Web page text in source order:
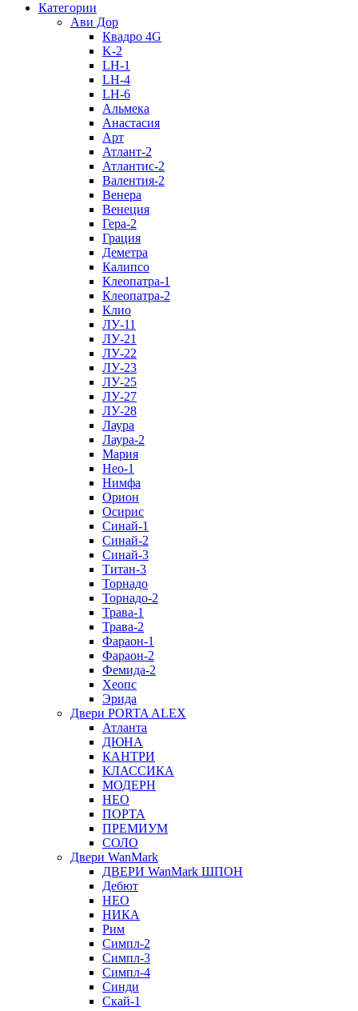
Категории
Ави Дор
Квадро 4G
K-2
LH-1
LH-4
LH-6
Альмека
Анастасия
Арт
Атлант-2
Атлантис-2
Валентия-2
Венера
Венеция
Гера-2
Грация
Деметра
Калипсо
Клеопатра-1
Клеопатра-2
Клио
ЛУ-11
ЛУ-21
ЛУ-22
ЛУ-23
ЛУ-25
ЛУ-27
ЛУ-28
Лаура
Лаура-2
Мария
Нео-1
Нимфа
Орион
Осирис
Синай-1
Синай-2
Синай-3
Титан-3
Торнадо
Торнадо-2
Трава-1
Трава-2
Фараон-1
Фараон-2
Фемида-2
Хеопс
Эрида
Двери PORTA ALEX
Атланта
ДЮНА
КАНТРИ
КЛАССИКА
МОДЕРН
НЕО
ПОРТА
ПРЕМИУМ
СОЛО
Двери WanMark
ДВЕРИ WanMark ШПОН
Дебют
НЕО
НИКА
Рим
Симпл-2
Симпл-3
Симпл-4
Синди
Скай-1